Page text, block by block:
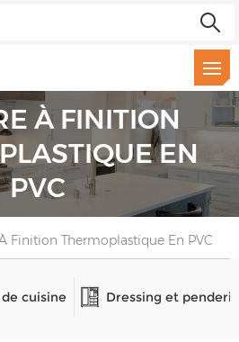
À FINITION
EN
PVC
Finition Thermoplastique En PVC
cuisine Dressing et penderie